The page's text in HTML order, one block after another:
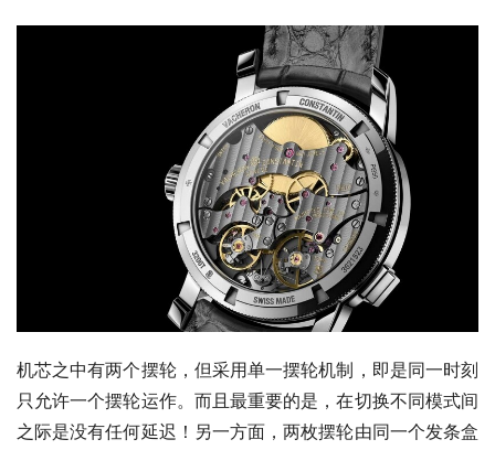
机芯之中有两个摆轮，但采用单一摆轮机制，即是同一时刻
只允许一个摆轮运作。而且最重要的是，在切换不同模式间
之际是没有任何延迟！另一方面，两枚摆轮由同一个发条盒